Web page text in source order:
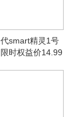
smart精灵1号
限时权益价14.99